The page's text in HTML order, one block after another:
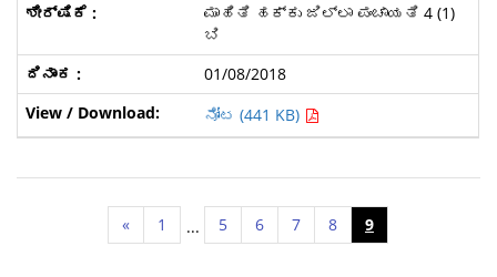
ಮಾಹಿತಿ ಹಕ್ಕು ಜಿಲ್ಲಾ ಪಂಚಾಯತಿ 4 (1)
ಬಿ
01/08/2018
ನೋಟ (441 KB)
« 1 ... 5 6 7 8 9